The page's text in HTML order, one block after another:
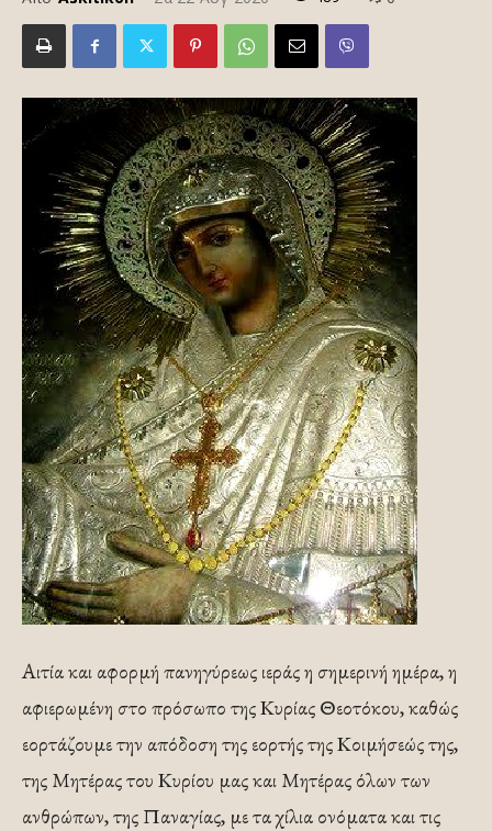
Αιτία και αφορμή πανηγύρεως ιεράς η σημερινή ημέρα, η
αφιερωμένη στο πρόσωπο της Κυρίας Θεοτόκου, καθώς
εορτάζουμε την απόδοση της εορτής της Κοιμήσεώς της,
της Μητέρας του Κυρίου μας και Μητέρας όλων των
ανθρώπων, της Παναγίας, με τα χίλια ονόματα και τις